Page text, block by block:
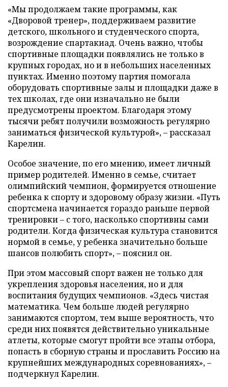
«Мы продолжаем такие программы, как
«Дворовой тренер», поддерживаем развитие
детского, школьного и студенческого спорта,
возрождение спартакиад. Очень важно, чтобы
спортивные площадки появлялись не только в
крупных городах, но и в небольших населенных
пунктах. Именно поэтому партия помогала
оборудовать спортивные залы и площадки даже в
тех школах, где они изначально не были
предусмотрены проектом. Благодаря этому
тысячи ребят получили возможность регулярно
заниматься физической культурой», – рассказал
Карелин.
Особое значение, по его мнению, имеет личный
пример родителей. Именно в семье, считает
олимпийский чемпион, формируется отношение
ребенка к спорту и здоровому образу жизни. «Путь
спортсмена начинается гораздо раньше первой
тренировки – с того, насколько спортивны сами
родители. Когда физическая культура становится
нормой в семье, у ребенка значительно больше
шансов полюбить спорт», – пояснил он.
При этом массовый спорт важен не только для
укрепления здоровья населения, но и для
воспитания будущих чемпионов. «Здесь чистая
математика. Чем больше людей регулярно
занимаются спортом, тем выше вероятность, что
среди них появятся действительно уникальные
атлеты, которые смогут пройти все этапы отбора,
попасть в сборную страны и прославить Россию на
крупнейших международных соревнованиях», –
подчеркнул Карелин.